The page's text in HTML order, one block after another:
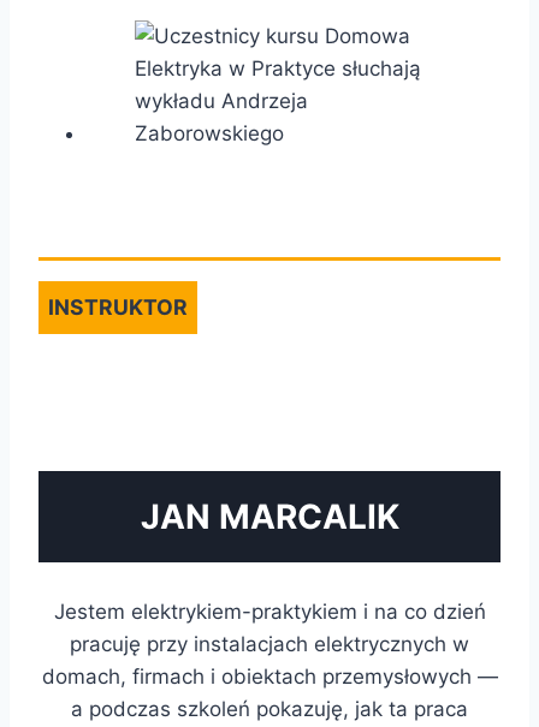
INSTRUKTOR
JAN MARCALIK
Jestem elektrykiem-praktykiem i na co dzień
pracuję przy instalacjach elektrycznych w
domach, firmach i obiektach przemysłowych —
a podczas szkoleń pokazuję, jak ta praca